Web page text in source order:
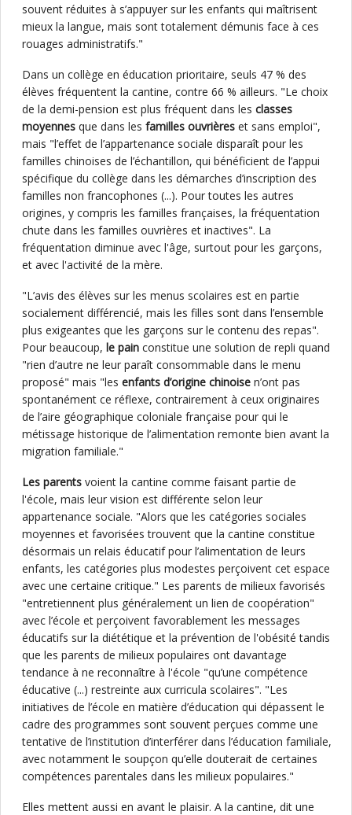
souvent réduites à s’appuyer sur les enfants qui maîtrisent
mieux la langue, mais sont totalement démunis face à ces
rouages administratifs."
Dans un collège en éducation prioritaire, seuls 47 % des
élèves fréquentent la cantine, contre 66 % ailleurs. "Le choix
de la demi-pension est plus fréquent dans les classes
moyennes que dans les familles ouvrières et sans emploi",
mais "l’effet de l’appartenance sociale disparaît pour les
familles chinoises de l’échantillon, qui bénéficient de l’appui
spécifique du collège dans les démarches d’inscription des
familles non francophones (...). Pour toutes les autres
origines, y compris les familles françaises, la fréquentation
chute dans les familles ouvrières et inactives". La
fréquentation diminue avec l'âge, surtout pour les garçons,
et avec l'activité de la mère.
"L’avis des élèves sur les menus scolaires est en partie
socialement différencié, mais les filles sont dans l’ensemble
plus exigeantes que les garçons sur le contenu des repas".
Pour beaucoup, le pain constitue une solution de repli quand
"rien d’autre ne leur paraît consommable dans le menu
proposé" mais "les enfants d’origine chinoise n’ont pas
spontanément ce réflexe, contrairement à ceux originaires
de l’aire géographique coloniale française pour qui le
métissage historique de l’alimentation remonte bien avant la
migration familiale."
Les parents voient la cantine comme faisant partie de
l'école, mais leur vision est différente selon leur
appartenance sociale. "Alors que les catégories sociales
moyennes et favorisées trouvent que la cantine constitue
désormais un relais éducatif pour l’alimentation de leurs
enfants, les catégories plus modestes perçoivent cet espace
avec une certaine critique." Les parents de milieux favorisés
"entretiennent plus généralement un lien de coopération"
avec l’école et perçoivent favorablement les messages
éducatifs sur la diététique et la prévention de l'obésité tandis
que les parents de milieux populaires ont davantage
tendance à ne reconnaître à l'école "qu’une compétence
éducative (...) restreinte aux curricula scolaires". "Les
initiatives de l’école en matière d’éducation qui dépassent le
cadre des programmes sont souvent perçues comme une
tentative de l’institution d’interférer dans l’éducation familiale,
avec notamment le soupçon qu’elle douterait de certaines
compétences parentales dans les milieux populaires."
Elles mettent aussi en avant le plaisir. A la cantine, dit une